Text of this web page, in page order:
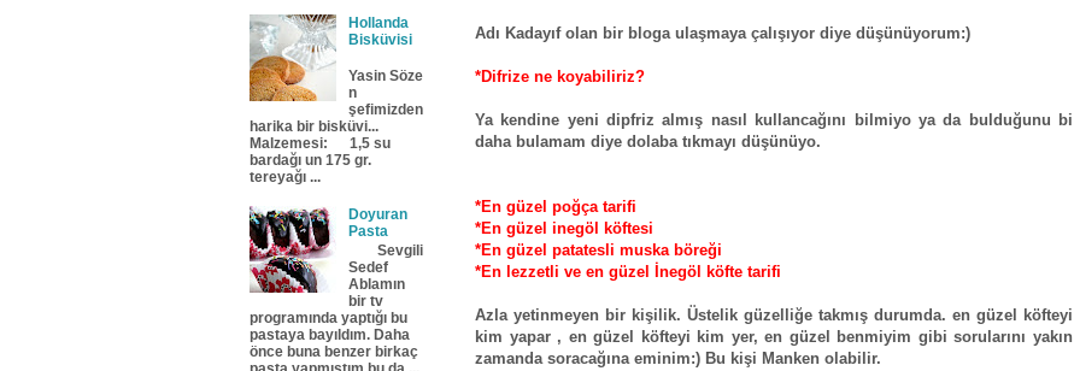
Adı Kadayıf olan bir bloga ulaşmaya çalışıyor diye düşünüyorum:)
*Difrize ne koyabiliriz?
Ya kendine yeni dipfriz almış nasıl kullancağını bilmiyo ya da bulduğunu bi
daha bulamam diye dolaba tıkmayı düşünüyo.
*En güzel poğça tarifi
*En güzel inegöl köftesi
*En güzel patatesli muska böreği
*En lezzetli ve en güzel İnegöl köfte tarifi
Azla yetinmeyen bir kişilik. Üstelik güzelliğe takmış durumda. en güzel köfteyi
kim yapar , en güzel köfteyi kim yer, en güzel benmiyim gibi sorularını yakın
zamanda soracağına eminim:) Bu kişi Manken olabilir.
Hollanda
Bisküvisi
Yasin Söze
n
şefimizden
harika bir bisküvi...
Malzemesi: 1,5 su
bardağı un 175 gr.
tereyağı ...
Doyuran
Pasta
Sevgili
Sedef
Ablamın
bir tv
programında yaptığı bu
pastaya bayıldım. Daha
önce buna benzer birkaç